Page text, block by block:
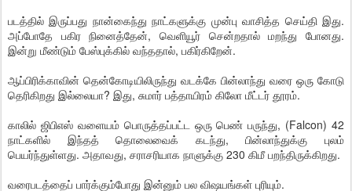
படத்தில் இருப்பது நான்கைந்து நாட்களுக்கு முன்பு வாசித்த செய்தி இது.
அப்போதே பகிர நினைத்தேன், வெளியூர் சென்றதால் மறந்து போனது.
இன்று மீண்டும் பேஸ்புக்கில் வந்ததால், பகிர்கிறேன்.
ஆப்பிரிக்காவின் தென்கோடியிலிருந்து வடக்கே பின்லாந்து வரை ஒரு கோடு
தெரிகிறது இல்லையா? இது, சுமார் பத்தாயிரம் கிலோ மீட்டர் தூரம்.
காலில் ஜிபிஎஸ் வளையம் பொருத்தப்பட்ட ஒரு பெண் பருந்து, (Falcon) 42
நாட்களில் இந்தத் தொலைவைக் கடந்து, பின்லாந்துக்கு புலம்
பெயர்ந்துள்ளது. அதாவது, சராசரியாக நாளுக்கு 230 கிமீ பறந்திருக்கிறது.
வரைபடத்தைப் பார்க்கும்போது இன்னும் பல விஷயங்கள் புரியும்.